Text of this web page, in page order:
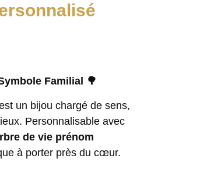
Familial 🌳
un bijou chargé de sens,
Personnalisable avec
de vie prénom
à porter près du cœur.